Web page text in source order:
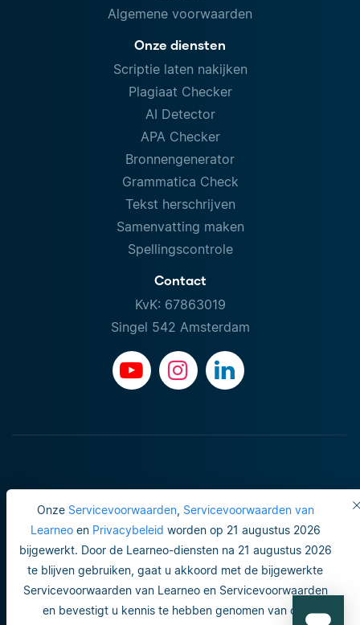
Onze Servicevoorwaarden, Servicevoorwaarden van
Learneoen Privacybeleid worden op 21 augustus 2026
bijgewerkt. Door de Learneo-diensten na 21 augustus 2026
te blijven gebruiken, gaat u akkoord met de bijgewerkte
Servicevoorwaarden van Learneo en Servicevoorwaarden
en bevestigt u kennis te hebben genomen van ons
Algemene voorwaarden
Onze diensten
Scriptie laten nakijken
Plagiaat Checker
AI Detector
APA Checker
Bronnengenerator
Grammatica Check
Tekst herschrijven
Samenvatting maken
Spellingscontrole
Contact
KvK: 67863019
Singel 542 Amsterdam
Gebruiksvoorwaarden
Do not sell or share my personal info